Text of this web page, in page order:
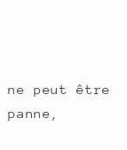
peut être